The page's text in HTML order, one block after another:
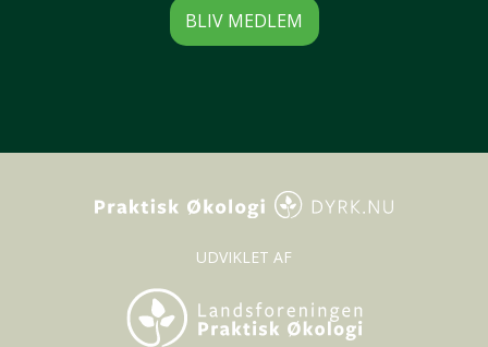
BLIV MEDLEM
UDVIKLET AF